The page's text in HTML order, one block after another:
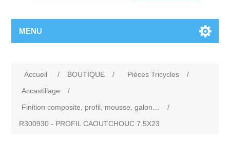
MENU
Accueil / BOUTIQUE / Pièces Tricycles
/
Accastillage
/
Finition composite, profil, mousse, galon…
/
R300930 - PROFIL CAOUTCHOUC 7.5X23